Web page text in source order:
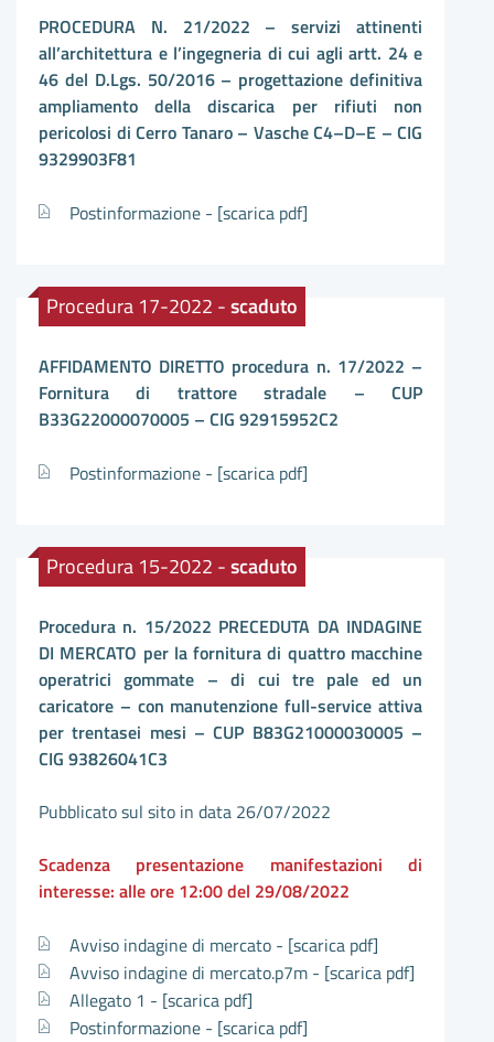
PROCEDURA N. 21/2022 – servizi attinenti
all’architettura e l’ingegneria di cui agli artt. 24 e
46 del D.Lgs. 50/2016 – progettazione definitiva
ampliamento della discarica per rifiuti non
pericolosi di Cerro Tanaro – Vasche C4–D–E – CIG
9329903F81
Postinformazione - [scarica pdf]
Procedura 17-2022 -scaduto
AFFIDAMENTO DIRETTO procedura n. 17/2022 –
Fornitura di trattore stradale – CUP
B33G22000070005 – CIG 92915952C2
Postinformazione - [scarica pdf]
Procedura 15-2022 -scaduto
Procedura n. 15/2022 PRECEDUTA DA INDAGINE
DI MERCATO per la fornitura di quattro macchine
operatrici gommate – di cui tre pale ed un
caricatore – con manutenzione full-service attiva
per trentasei mesi – CUP B83G21000030005 –
CIG 93826041C3
Pubblicato sul sito in data 26/07/2022
Scadenza presentazione manifestazioni di
interesse: alle ore 12:00 del 29/08/2022
Avviso indagine di mercato - [scarica pdf]
Avviso indagine di mercato.p7m - [scarica pdf]
Allegato 1 - [scarica pdf]
Postinformazione - [scarica pdf]